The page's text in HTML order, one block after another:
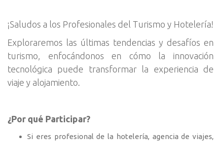
¡Saludos a los Profesionales del Turismo y Hotelería!
Exploraremos las últimas tendencias y desafíos en
turismo, enfocándonos en cómo la innovación
tecnológica puede transformar la experiencia de
viaje y alojamiento.
¿Por qué Participar?
Si eres profesional de la hotelería, agencia de viajes,